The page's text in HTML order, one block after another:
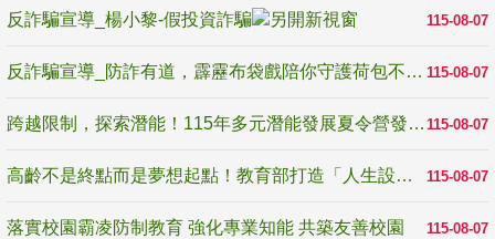
115-08-07
反詐騙宣導_楊小黎-假投資詐騙
115-08-07
反詐騙宣導_防詐有道，霹靂布袋戲陪你守護荷包不受騙
115-08-07
跨越限制，探索潛能！115年多元潛能發展夏令營發掘生命無限可能
115-08-07
高齡不是終點而是夢想起點！教育部打造「人生設計夢工場」 參展第3屆高齡健康產業博覽會
115-08-07
落實校園霸凌防制教育 強化專業知能 共築友善校園